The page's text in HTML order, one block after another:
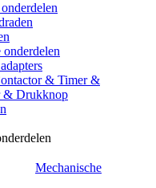
& Timer &
& Drukknop
Mechanische